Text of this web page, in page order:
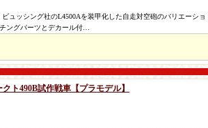
ュッシング社のL4500Aを装甲化した自走対空砲のバリエーショ
ングパーツとデカール付…
ト490B試作戦車【プラモデル】